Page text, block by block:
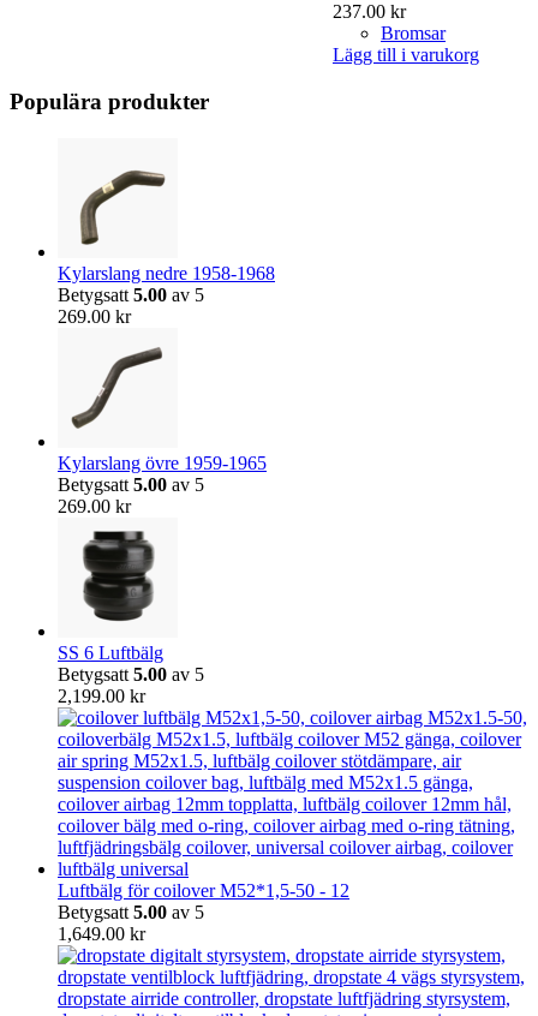
237.00 kr
Bromsar
Lägg till i varukorg
Populära produkter
Kylarslang nedre 1958-1968
Betygsatt 5.00 av 5
269.00 kr
Kylarslang övre 1959-1965
Betygsatt 5.00 av 5
269.00 kr
SS 6 Luftbälg
Betygsatt 5.00 av 5
2,199.00 kr
Luftbälg för coilover M52*1,5-50 - 12
Betygsatt 5.00 av 5
1,649.00 kr